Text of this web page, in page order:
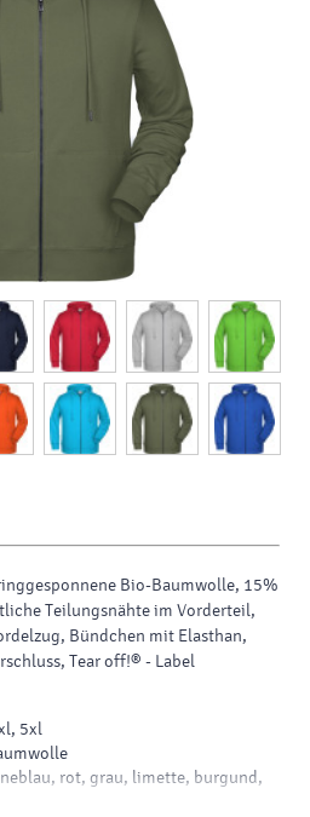
Bio-Baumwolle, 15%
Teilungsnähte im Vorderteil,
Bündchen mit Elasthan,
Tear off!® - Label
5xl
rot, grau, limette, burgund,